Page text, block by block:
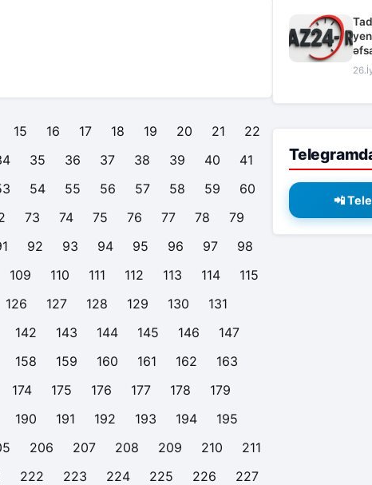
15 16 17 18 19 20 21
22
35 36 37 38 39 40
41
54 55 56 57 58 59
60
73 74 75 76 77 78
79
92 93 94 95 96 97
98
109 110 111 112 113 114
115
126 127 128 129 130
131
142 143 144 145 146
147
158 159 160 161 162
163
174 175 176 177 178
179
190 191 192 193 194
195
206 207 208 209 210
211
222 223 224 225 226
227
📲